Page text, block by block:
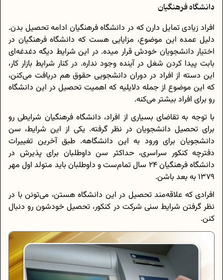
دانشگاه فرهنگیان
افراد زیادی تمایل دارن که در دانشگاه فرهنگیان ادامه تحصیل بدن.
دلیل عمده این موضوع، مزایایی هست که دانشگاه فرهنگیان در
اختیار دانشجویان خودش قرار میده. در این شرایط دیگه دغدغه‌ای
بابت پیدا کردن شغل در آینده وجود نداره. در کنار شرایط بازار کار،
این دسته از افراد در دوران دانشجویی حقوق هم دریافت می‌کنن،
که این موضوع از جمله دلایلیه که اهمیت تحصیل در این دانشگاه
رو برای افراد بیشتر می‌کنه.
با توجه به تقاضای بسیاری از افراد، دانشگاه فرهنگیان شرایطی رو
برای تحصیل دانشجویان در نظر گرفته. یکی از این شرایط، سن
دانشجویان برای ورود به این دانشگاهه. طبق آخرین تغییرات
دفترچه کنکور سراسری، حداکثر سن داوطلبان برای پذیرش در
دانشگاه فرهنگیان 24 سال تمام‌ست و داوطلبان باید متولد اول مهر
1379 به بعد باشن.
افرادی که علاقه‌مند تحصیل در این دانشگاه هستن، می‌تونن با در
نظر گرفتن شرایط سنی شرکت در کنکور، تحصیل خود‌شون رو دنبال
کنن.